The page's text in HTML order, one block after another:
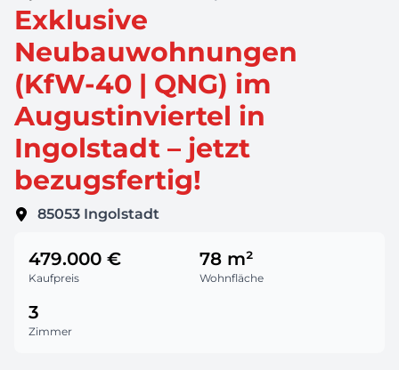
Exklusive
Neubauwohnungen
(KfW-40 | QNG) im
Augustinviertel in
Ingolstadt – jetzt
bezugsfertig!
85053 Ingolstadt
Kaufpreis
479.000 €
Wohnfläche
78 m²
Zimmer
3